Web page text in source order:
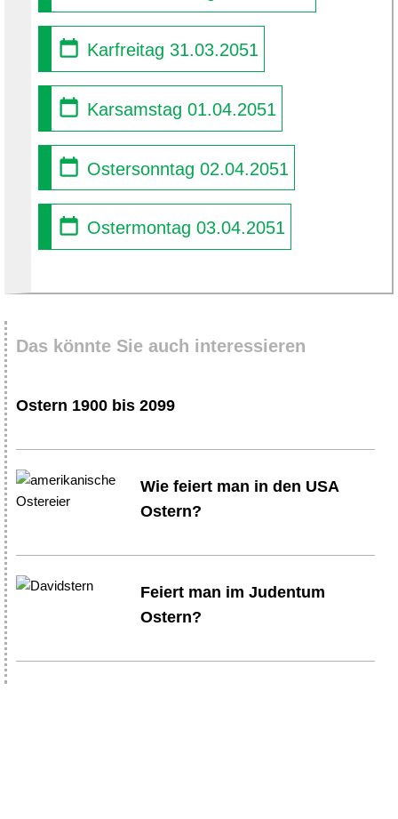
Karfreitag 31.03.2051
Karsamstag 01.04.2051
Ostersonntag 02.04.2051
Ostermontag 03.04.2051
Das könnte Sie auch interessieren
Ostern 1900 bis 2099
Wie feiert man in den USA
Ostern?
Feiert man im Judentum
Ostern?